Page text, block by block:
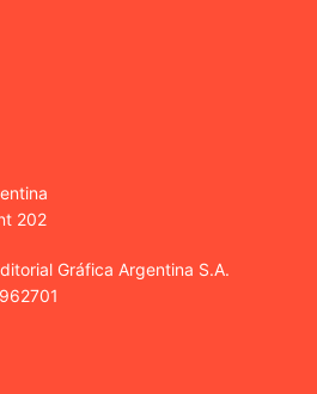
202
Gráfica Argentina S.A.